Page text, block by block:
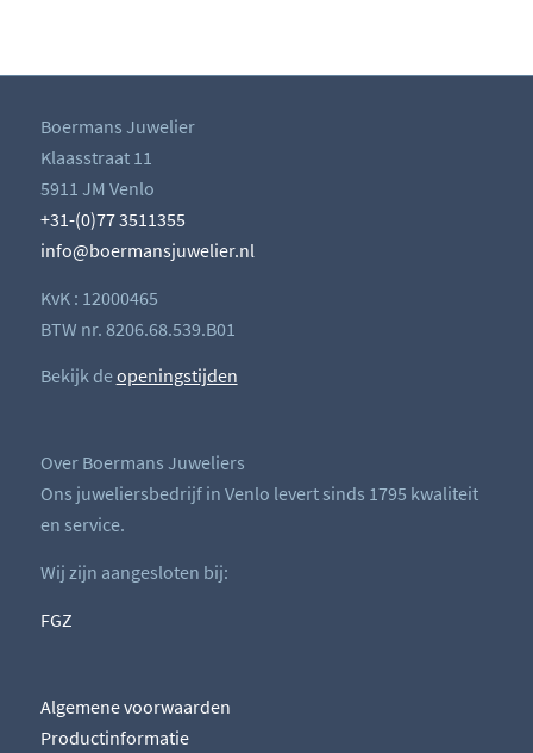
Boermans Juwelier
Klaasstraat 11
5911 JM Venlo
+31-(0)77 3511355
info@boermansjuwelier.nl
KvK : 12000465
BTW nr. 8206.68.539.B01
Bekijk deopeningstijden
Over Boermans Juweliers
Ons juweliersbedrijf in Venlo levert sinds 1795 kwaliteit
en service.
Wij zijn aangesloten bij:
FGZ
Algemene voorwaarden
Productinformatie